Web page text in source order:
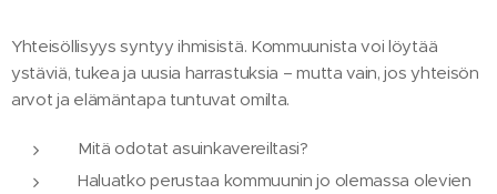
Yhteisöllisyys syntyy ihmisistä. Kommuunista voi löytää
ystäviä, tukea ja uusia harrastuksia – mutta vain, jos yhteisön
arvot ja elämäntapa tuntuvat omilta.
Mitä odotat asuinkavereiltasi?
Haluatko perustaa kommuunin jo olemassa olevien